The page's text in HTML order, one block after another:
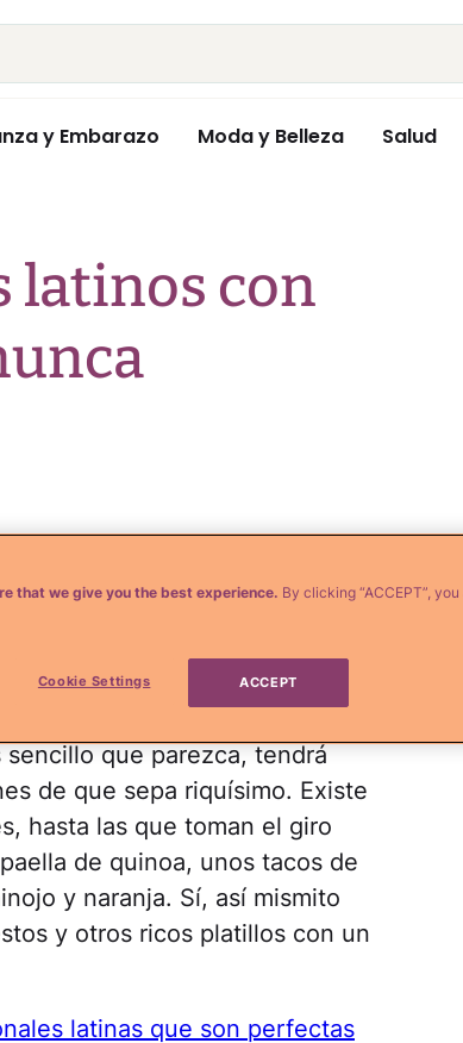
y Embarazo Moda y Belleza Salud
latinos con
como en sabores. Sin
que parezca, tendrá
de que sepa riquísimo. Existe
hasta las que toman el giro
de quinoa, unos tacos de
y naranja. Sí, así mismito
y otros ricos platillos con un
latinas que son perfectas
that we give you the best experience. By clicking “ACCEPT”,
Cookie Settings ACCEPT